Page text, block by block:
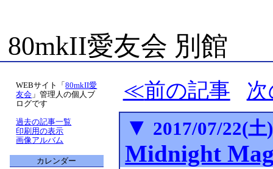
80mkII愛友会 別館
前の記事
▼ 2017/07/22(土)
Midnight
WEBサイト「80mkII愛
友会 」管理人の個人ブ
ログです
過去の記事一覧
印刷用の表示
画像アルバム
カレンダー